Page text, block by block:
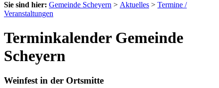
Sie sind hier: Gemeinde Scheyern > Aktuelles > Termine /
Veranstaltungen
Terminkalender Gemeinde
Scheyern
Weinfest in der Ortsmitte